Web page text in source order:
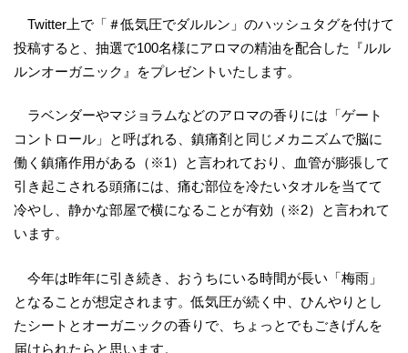
Twitter上で「＃低気圧でダルルン」のハッシュタグを付けて
投稿すると、抽選で100名様にアロマの精油を配合した『ルル
ルンオーガニック』をプレゼントいたします。
ラベンダーやマジョラムなどのアロマの香りには「ゲート
コントロール」と呼ばれる、鎮痛剤と同じメカニズムで脳に
働く鎮痛作用がある（※1）と言われており、血管が膨張して
引き起こされる頭痛には、痛む部位を冷たいタオルを当てて
冷やし、静かな部屋で横になることが有効（※2）と言われて
います。
今年は昨年に引き続き、おうちにいる時間が長い「梅雨」
となることが想定されます。低気圧が続く中、ひんやりとし
たシートとオーガニックの香りで、ちょっとでもごきげんを
届けられたらと思います。